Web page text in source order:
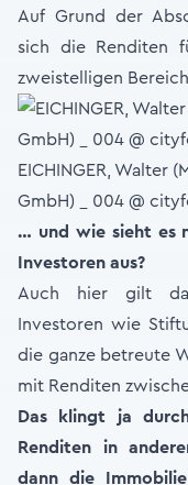
Auf Grund der
sich die Renditen
zweistelligen
EICHINGER, Walter
GmbH) _ 004 @
… und wie sieht es
Investoren aus?
Auch hier gilt
Investoren wie
die ganze betreute
mit Renditen
Das klingt ja
Renditen in
dann die